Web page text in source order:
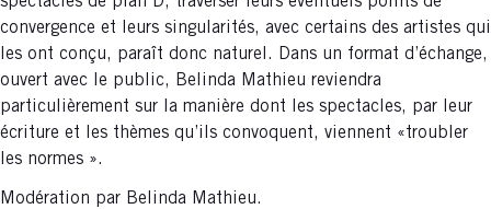
convergence et leurs singularités, avec certains des artistes qui
les ont conçu, paraît donc naturel. Dans un format d’échange,
ouvert avec le public, Belinda Mathieu reviendra
particulièrement sur la manière dont les spectacles, par leur
écriture et les thèmes qu’ils convoquent, viennent «troubler
les normes ».
Modération par Belinda Mathieu.